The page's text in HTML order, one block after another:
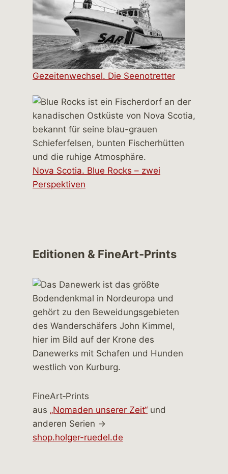
Gezeitenwechsel. Die Seenotretter
Nova Scotia. Blue Rocks – zwei
Perspektiven
Editionen & FineArt-Prints
FineArt‑Prints
aus „Nomaden unserer Zeit“ und
anderen Serien →
shop.holger-ruedel.de